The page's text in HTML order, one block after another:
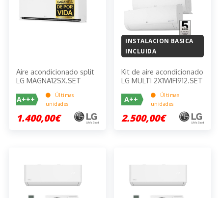
Aire acondicionado split
LG MAGNA12SX.SET
A+++
Últimas
unidades
1.400,00€
INSTALACION BASICA
INCLUIDA
Kit de aire acondicionado
LG MULTI 2X1WIFI912.SET
A++
Últimas
unidades
2.500,00€